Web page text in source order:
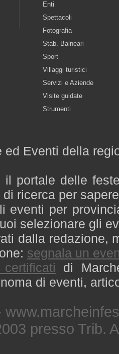
Enti
Spettacoli
Fotografia
Stab. Balneari
Sport
Villaggi turistici
Servizi e Aziende
Visite guidate
Strumenti
ed Eventi della
il portale delle
ricerca per
eventi per
selezionare gli
dalla redazione,
segnala un
di
di eventi,
presso Trib.